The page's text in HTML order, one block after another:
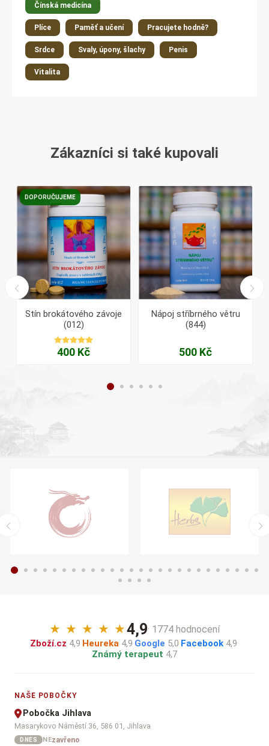
Čínská medicína
Plíce Paměť a učení Pracujete hodně?
Srdce Svaly, úpony, šlachy Penis
Vitalita
Zákazníci si také kupovali
DOPORUČUJEME
Stín brokátového závoje
(012)
400 Kč
Nápoj stříbrného větru
(844)
500 Kč
★ ★ ★ ★ ★4,9· 1774 hodnocení
Zboží.cz 4,9·Heureka 4,9·Google 5,0·Facebook 4,9·
Známý terapeut 4,7
NAŠE POBOČKY
Pobočka Jihlava
Masarykovo Náměstí 36, 586 01, Jihlava
DNES NEzavřeno